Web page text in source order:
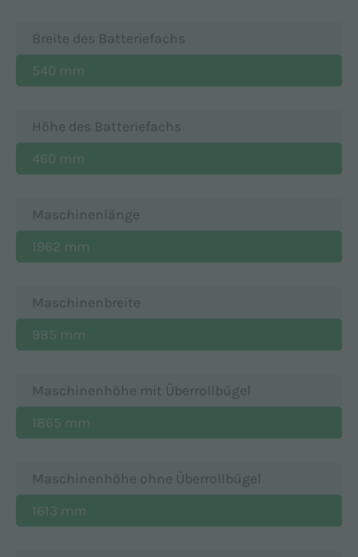
Breite des Batteriefachs
540 mm
Höhe des Batteriefachs
460 mm
Maschinenlänge
1962 mm
Maschinenbreite
985 mm
Maschinenhöhe mit Überrollbügel
1865 mm
Maschinenhöhe ohne Überrollbügel
1613 mm